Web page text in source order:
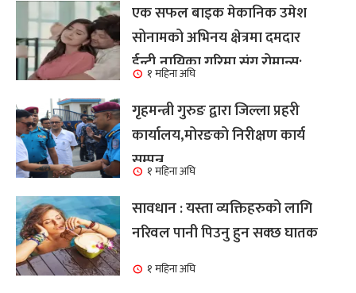
एक सफल बाइक मेकानिक उमेश
सोनामको अभिनय क्षेत्रमा दमदार
ईन्ट्री,नायिका गरिमा संग रोमान्स:
हेर्नुहोस भिडियो ।
१ महिना अघि
गृहमन्त्री गुरुङ द्वारा जिल्ला प्रहरी
कार्यालय,मोरङको निरीक्षण कार्य
सम्पन्न१ महिना अघि
सावधान : यस्ता व्यक्तिहरुको लागि
नरिवल पानी पिउनु हुन सक्छ घातक
१ महिना अघि